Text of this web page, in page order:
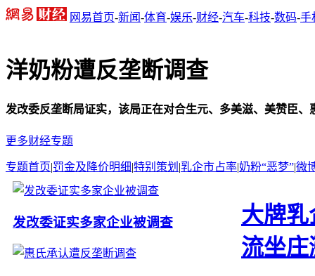
网易首页-新闻-体育-娱乐-财经-汽车-科技-数码-手
洋奶粉遭反垄断调查
发改委反垄断局证实，该局正在对合生元、多美滋、美赞臣
更多财经专题
专题首页|罚金及降价明细|特别策划 |乳企市占率|奶粉“恶梦”|微
发改委证实多家企业被调查
大牌
流坐庄